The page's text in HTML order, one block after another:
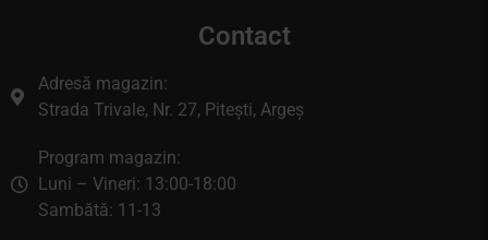
Contact
Adresă magazin:
Strada Trivale, Nr. 27, Pitești, Argeș
Program magazin:
Luni – Vineri: 13:00-18:00
Sambătă: 11-13